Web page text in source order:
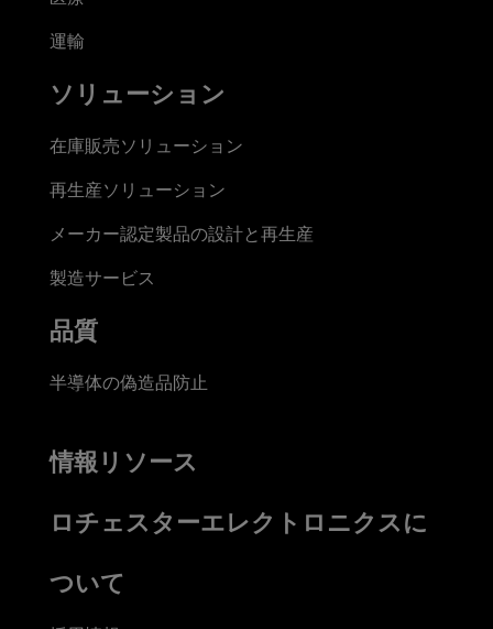
運輸
ソリューション
在庫販売ソリューション
再生産ソリューション
メーカー認定製品の設計と再生産
製造サービス
品質
半導体の偽造品防止
情報リソース
ロチェスターエレクトロニクスに
ついて